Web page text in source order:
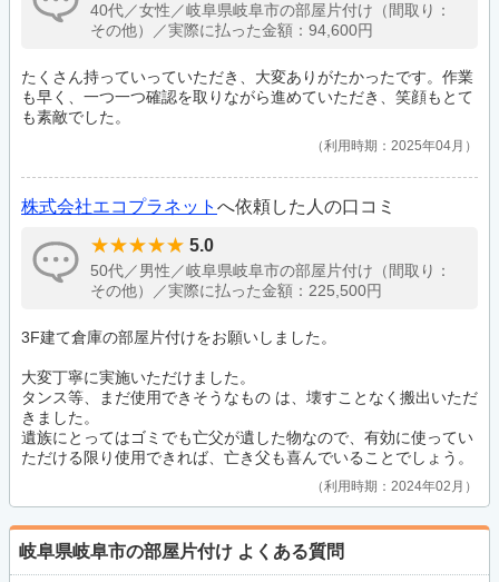
40代／女性／岐阜県岐阜市の部屋片付け（間取り：
その他）／実際に払った金額：94,600円
たくさん持っていっていただき、大変ありがたかったです。作業
も早く、一つ一つ確認を取りながら進めていただき、笑顔もとて
も素敵でした。
利用時期：2025年04月
株式会社エコプラネット へ依頼した人の口コミ
5.0
50代／男性／岐阜県岐阜市の部屋片付け（間取り：
その他）／実際に払った金額：225,500円
3F建て倉庫の部屋片付けをお願いしました。
大変丁寧に実施いただけました。
タンス等、まだ使用できそうなもの は、壊すことなく搬出いただ
きました。
遺族にとってはゴミでも亡父が遺した物なので、有効に使ってい
ただける限り使用できれば、亡き父も喜んでいることでしょう。
利用時期：2024年02月
岐阜県岐阜市の部屋片付け よくある質問